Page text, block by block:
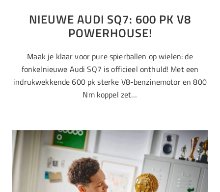
NIEUWE AUDI SQ7: 600 PK V8
POWERHOUSE!
Maak je klaar voor pure spierballen op wielen: de
fonkelnieuwe Audi SQ7 is officieel onthuld! Met een
indrukwekkende 600 pk sterke V8-benzinemotor en 800
Nm koppel zet…